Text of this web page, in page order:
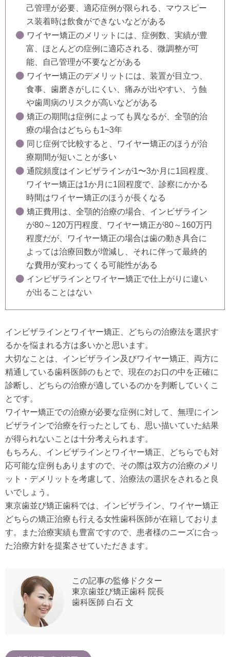
己管理が必要、適応症例が限られる、マウスピー
ス装着時は飲食ができないなどがある
ワイヤー矯正のメリットには、症例数、実績が豊
富、ほとんどの症例に適応される、微調整が可
能、自己管理が不要などがある
ワイヤー矯正のデメリットには、装置が目立つ、
食事、歯磨きがしにくい、痛みが出やすい、う蝕
や歯周病のリスクが高いなどがある
矯正の期間は症例によっても異なるが、全顎的治
療の場合はどちらも1~3年
同じ症例で比較すると、ワイヤー矯正のほうが治
療期間が短いことが多い
通院頻度はインビザラインが1〜3か月に1回程度、
ワイヤー矯正は1か月に1回程度で、診察にかかる
時間はワイヤー矯正のほうが長くなる
矯正費用は、全顎的治療の場合、インビザライン
が80～120万円程度、ワイヤー矯正が80～160万円
程度だが、ワイヤー矯正の場合は歯の動き具合に
よっては治療回数が増減し、それに伴って最終的
な費用が変わってくる可能性がある
インビザラインとワイヤー矯正で仕上がりに違い
が出ることはない
インビザラインとワイヤー矯正、どちらの治療法を選択す
るかを悩まれる方は多いかと思います。
大切なことは、インビザライン及びワイヤー矯正、両方に
精通している歯科医師のもとで、現在のお口の中を正確に
診断し、どちらの治療が適しているのかを判断していくこ
とです。
ワイヤー矯正での治療が必要な症例に対して、無理にイン
ビザラインで治療を行ったとしても、思い描いていた結果
が得られないことは十分考えられます。
もちろん、インビザラインとワイヤー矯正、どちらでも対
応可能な症例もありますので、その際は双方の治療のメリ
ット・デメリットを考慮して、治療法の選択をされると良
いでしょう。
東京歯並び矯正歯科では、インビザライン、ワイヤー矯正
どちらの矯正治療も行える女性歯科医師が在籍しておりま
す。また治療実績も豊富ですので、患者様のニーズに合っ
た治療方針を提案させていただきます。
この記事の監修ドクター
東京歯並び矯正歯科 院長
歯科医師 白石 文